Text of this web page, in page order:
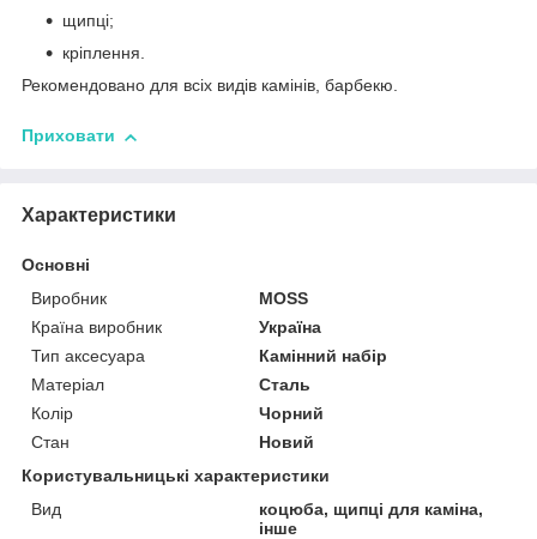
щипці;
кріплення.
Рекомендовано для всіх видів камінів, барбекю.
Приховати
Характеристики
Основні
Виробник
MOSS
Країна виробник
Україна
Тип аксесуара
Камінний набір
Матеріал
Сталь
Колір
Чорний
Стан
Новий
Користувальницькі характеристики
Вид
коцюба, щипці для каміна,
інше